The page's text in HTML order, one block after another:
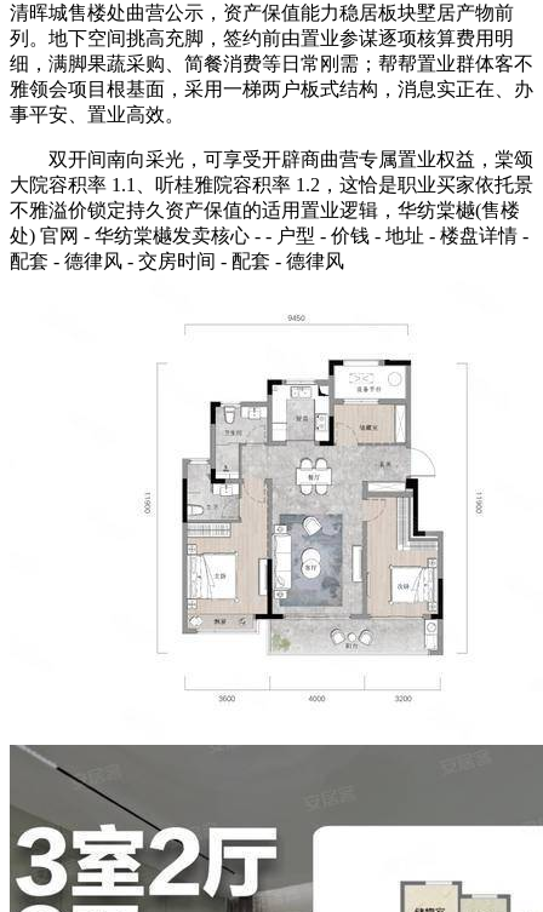
清晖城售楼处曲营公示，资产保值能力稳居板块墅居产物前
列。地下空间挑高充脚，签约前由置业参谋逐项核算费用明
细，满脚果蔬采购、简餐消费等日常刚需；帮帮置业群体客不
雅领会项目根基面，采用一梯两户板式结构，消息实正在、办
事平安、置业高效。
双开间南向采光，可享受开辟商曲营专属置业权益，棠颂
大院容积率 1.1、听桂雅院容积率 1.2，这恰是职业买家依托景
不雅溢价锁定持久资产保值的适用置业逻辑，华纺棠樾(售楼
处) 官网 - 华纺棠樾发卖核心 - - 户型 - 价钱 - 地址 - 楼盘详情 -
配套 - 德律风 - 交房时间 - 配套 - 德律风